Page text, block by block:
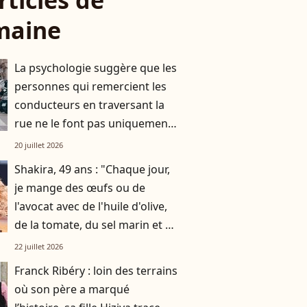
La psychologie suggère que les
personnes qui remercient les
conducteurs en traversant la
rue ne le font pas uniquement
par gratitude
20 juillet 2026
Shakira, 49 ans : "Chaque jour,
je mange des œufs ou de
l'avocat avec de l'huile d'olive,
de la tomate, du sel marin et un
smoothie"
22 juillet 2026
Franck Ribéry : loin des terrains
où son père a marqué